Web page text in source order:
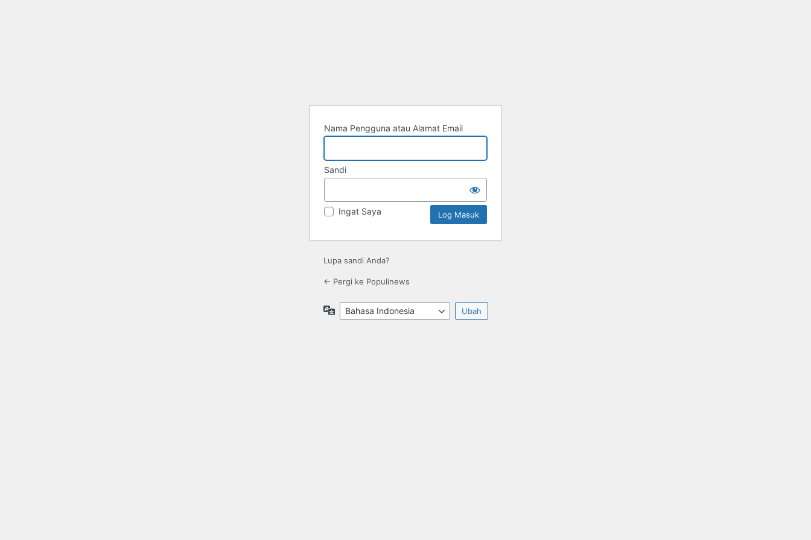
Nama Pengguna atau Alamat Email
Sandi
Ingat Saya
Lupa sandi Anda?
← Pergi ke Populinews
Bahasa